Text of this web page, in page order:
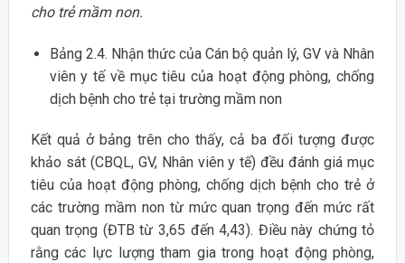
cho trẻ mầm non.
Bảng 2.4. Nhận thức của Cán bộ quản lý, GV và Nhân
viên y tế về mục tiêu của hoạt động phòng, chống
dịch bệnh cho trẻ tại trường mầm non
Kết quả ở bảng trên cho thấy, cả ba đối tượng được
khảo sát (CBQL, GV, Nhân viên y tế) đều đánh giá mục
tiêu của hoạt động phòng, chống dịch bệnh cho trẻ ở
các trường mầm non từ mức quan trọng đến mức rất
quan trọng (ĐTB từ 3,65 đến 4,43). Điều này chứng tỏ
rằng các lực lượng tham gia trong hoạt động phòng,